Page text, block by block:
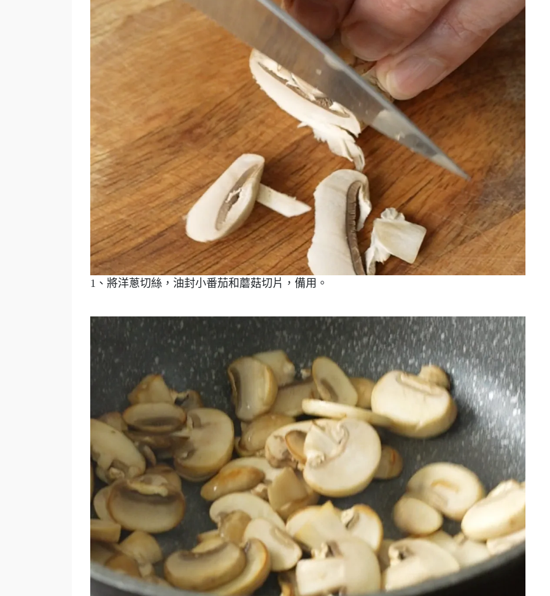
1、將洋蔥切絲，油封小番茄和蘑菇切片，備用。